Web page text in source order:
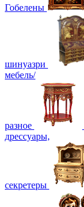
Гобелены
шинуазри
мебель/
разное
дрессуары,
секретеры